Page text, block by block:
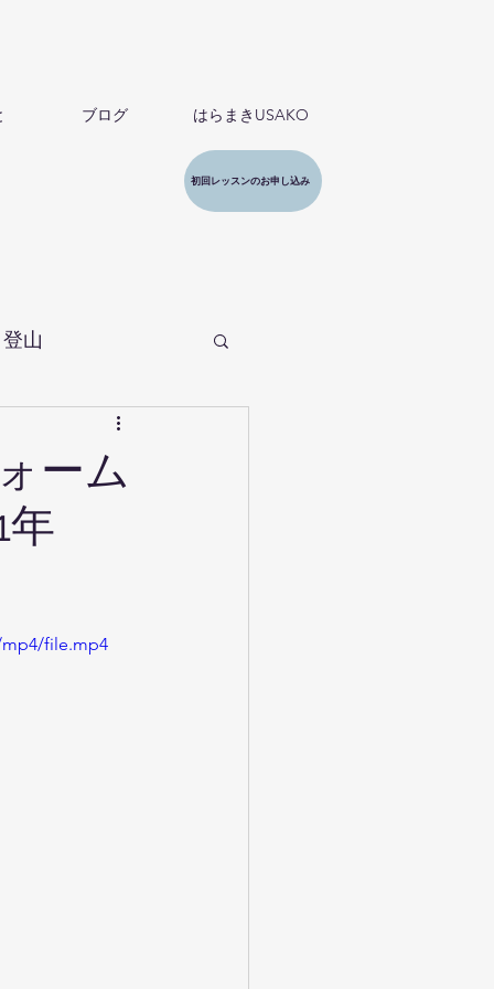
ブログ はらまきUSAKO
初回レッスンのお申し込み
山
ーム
mp4/file.mp4